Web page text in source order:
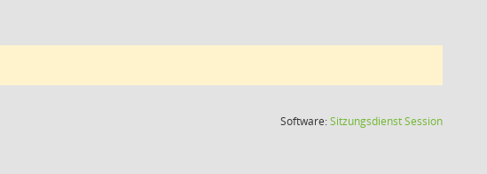
Software:SitzungsdienstSession(Wird in